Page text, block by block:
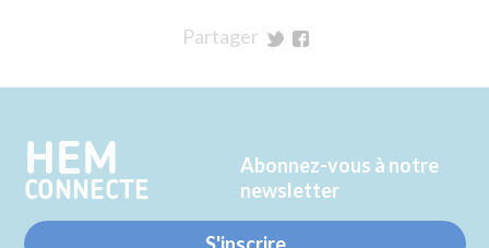
Partager
Twitter
Facebook
HEM
CONNECTE
Abonnez-vous à notre
newsletter